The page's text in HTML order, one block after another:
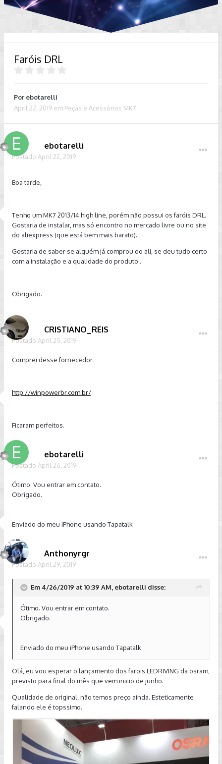
Faróis DRL
Por ebotarelli
April 22, 2019 em Peças e Acessórios MK7
ebotarelli
Postado April 22, 2019
Boa tarde,
Tenho um MK7 2013/14 high line, porém não possui os faróis DRL.
Gostaria de instalar, mas só encontro no mercado livre ou no site
do aliexpress (que está bem mais barato).
Gostaria de saber se alguém já comprou do ali, se deu tudo certo
com a instalação e a qualidade do produto .
Obrigado.
CRISTIANO_REIS
Postado April 25, 2019
Comprei desse fornecedor:
http://winpowerbr.com.br/
Ficaram perfeitos.
ebotarelli
Postado April 26, 2019
Ótimo. Vou entrar em contato.
Obrigado.
Enviado do meu iPhone usando Tapatalk
Anthonyrgr
Postado April 29, 2019
Em 4/26/2019 at 10:39 AM, ebotarelli disse:
Ótimo. Vou entrar em contato.
Obrigado.
Enviado do meu iPhone usando Tapatalk
Olá, eu vou esperar o lançamento dos farois LEDRIVING da osram,
previsto para final do mês que vem inicio de junho.
Qualidade de original, não temos preço ainda. Esteticamente
falando ele é topssimo.